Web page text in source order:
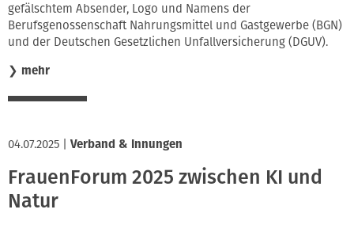
gefälschtem Absender, Logo und Namens der
Berufsgenossenschaft Nahrungsmittel und Gastgewerbe (BGN)
und der Deutschen Gesetzlichen Unfallversicherung (DGUV).
❯ mehr
04.07.2025 Verband & Innungen
FrauenForum 2025 zwischen KI und
Natur